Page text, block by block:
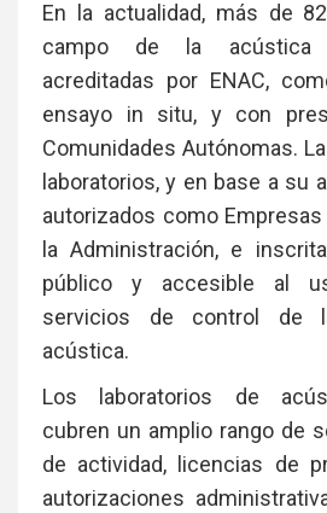
En la actualidad, más de
campo de la acústica
acreditadas por ENAC,
ensayo in situ, y con
Comunidades Autónomas.
laboratorios, y en base a su
autorizados como Empresas
la Administración, e
público y accesible al
servicios de control de
acústica.
Los laboratorios de
cubren un amplio rango de
de actividad, licencias de
autorizaciones